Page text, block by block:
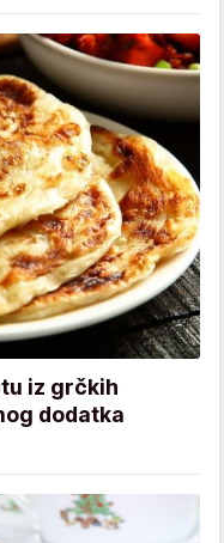
iz grčkih
dodatka